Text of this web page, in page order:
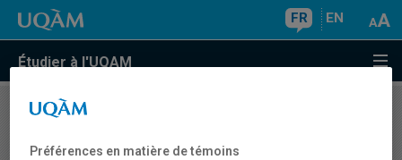
FR EN
Étudier à l'UQAM
COURS//
Préférences en matière de témoins